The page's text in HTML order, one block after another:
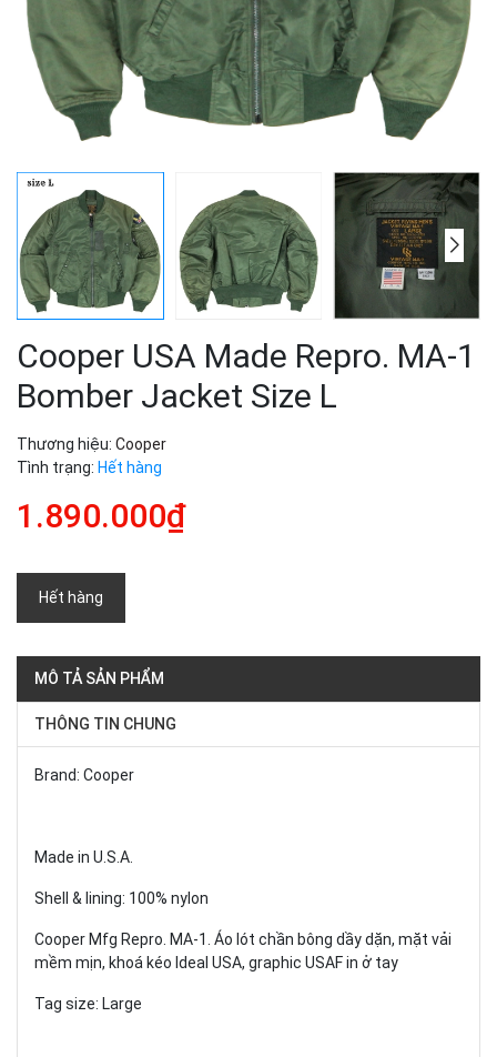
Cooper USA Made Repro. MA-1
Bomber Jacket Size L
Thương hiệu: Cooper
Tình trạng: Hết hàng
1.890.000₫
Hết hàng
MÔ TẢ SẢN PHẨM
THÔNG TIN CHUNG
Brand: Cooper
Made in U.S.A.
Shell & lining: 100% nylon
Cooper Mfg Repro. MA-1. Áo lót chần bông dầy dặn, mặt vải
mềm mịn, khoá kéo Ideal USA, graphic USAF in ở tay
Tag size: Large